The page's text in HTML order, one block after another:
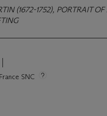
(1672-1752), PORTRAIT
SNC